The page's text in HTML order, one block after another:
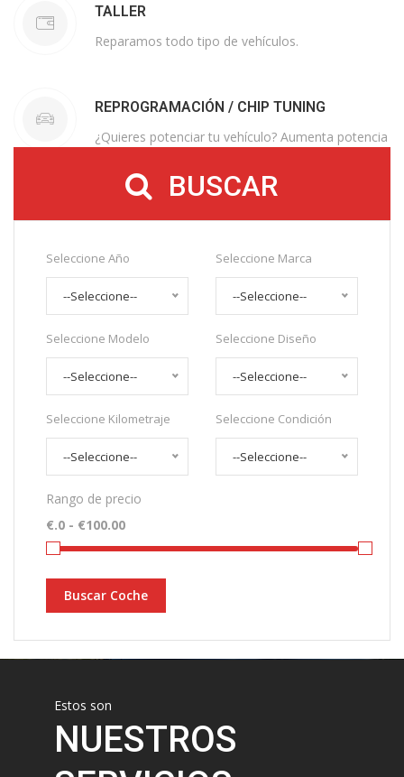
TALLER
Reparamos todo tipo de vehículos.
REPROGRAMACIÓN / CHIP TUNING
¿Quieres potenciar tu vehículo? Aumenta potencia
BUSCAR
Seleccione Año
--Seleccione--
Seleccione Marca
--Seleccione--
Seleccione Modelo
--Seleccione--
Seleccione Diseño
--Seleccione--
Seleccione Kilometraje
--Seleccione--
Seleccione Condición
--Seleccione--
Rango de precio
Buscar Coche
Estos son
NUESTROS